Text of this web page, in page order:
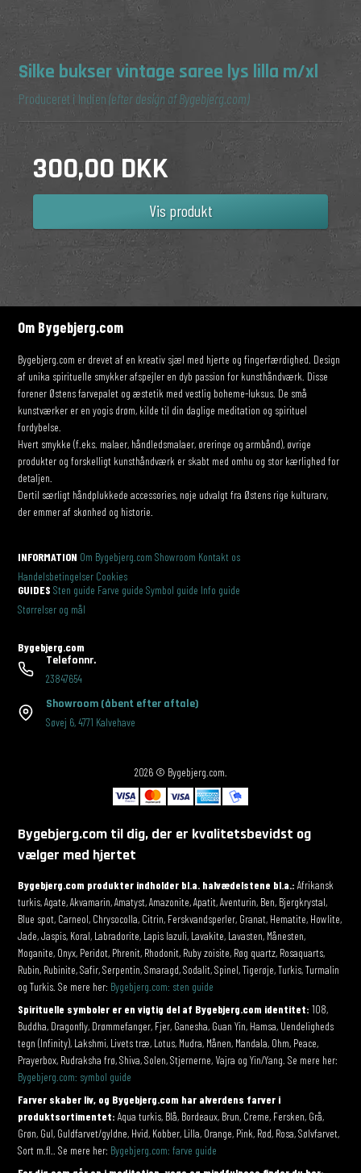
Silke bukser vintage saree lys lilla m/xl
Produceret i Indien(efter design af Bygebjerg.com)
300,00 DKK
Vis produkt
Om Bygebjerg.com
Bygebjerg.com er drevet af en kreativ sjæl med hjerte og fingerfærdighed. Design
af unika spirituelle smykker afspejler en dyb passion for kunsthåndværk. Disse
forener Østens farvepalet og æstetik med vestlig boheme-luksus. De små
kunstværker er en yogis drøm, kilde til din daglige meditation og spirituel
fordybelse.
Hvert smykke (f.eks. malaer, håndledsmalaer, øreringe og armbånd), øvrige
produkter og forskelligt kunsthåndværk er skabt med omhu og stor kærlighed for
detaljen.
Dertil særligt håndplukkede accessories, nøje udvalgt fra Østens rige kulturarv,
der emmer af skønhed og historie.
INFORMATION Om Bygebjerg.com Showroom Kontakt os
Handelsbetingelser Cookies
GUIDES Sten guide Farve guide Symbol guide Info guide
Størrelser og mål
Bygebjerg.com
Telefonnr.
23847654
Showroom (åbent efter aftale)
Søvej 6,4771 Kalvehave
2026 © Bygebjerg.com.
Bygebjerg.com til dig, der er kvalitetsbevidst og
vælger med hjertet
Bygebjerg.com produkter indholder bl.a. halvædelstene bl.a.: Afrikansk
turkis, Agate, Akvamarin, Amatyst, Amazonite, Apatit, Aventurin, Ben, Bjergkrystal,
Blue spot, Carneol, Chrysocolla, Citrin, Ferskvandsperler, Granat, Hematite, Howlite,
Jade, Jaspis, Koral, Labradorite, Lapis lazuli, Lavakite, Lavasten, Månesten,
Moganite, Onyx, Peridot, Phrenit, Rhodonit, Ruby zoisite, Røg quartz, Rosaquarts,
Rubin, Rubinite, Safir, Serpentin, Smaragd, Sodalit, Spinel, Tigerøje, Turkis, Turmalin
og Turkis. Se mere her: Bygebjerg.com: sten guide
Spirituelle symboler er en vigtig del af Bygebjerg.com identitet: 108,
Buddha, Dragonfly, Drømmefanger, Fjer, Ganesha, Guan Yin, Hamsa, Uendeligheds
tegn (Infinity), Lakshmi, Livets træ, Lotus, Mudra, Månen, Mandala, Ohm, Peace,
Prayerbox, Rudraksha frø, Shiva, Solen, Stjernerne, Vajra og Yin/Yang. Se mere her:
Bygebjerg.com: symbol guide
Farver skaber liv, og Bygebjerg.com har alverdens farver i
produktsortimentet: Aqua turkis, Blå, Bordeaux, Brun, Creme, Fersken, Grå,
Grøn, Gul, Guldfarvet/gyldne, Hvid, Kobber, Lilla, Orange, Pink, Rød, Rosa, Sølvfarvet,
Sort m.fl.. Se mere her: Bygebjerg.com: farve guide